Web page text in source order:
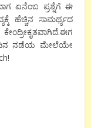
ಏನೆಂಬ ಪ್ರಶ್ನೆಗೆ ಈ
ಹೆಚ್ಚಿನ ಸಾಮರ್ಥ್ಯದ
ನಡೆಯ ಮೇಲೆಯೇ